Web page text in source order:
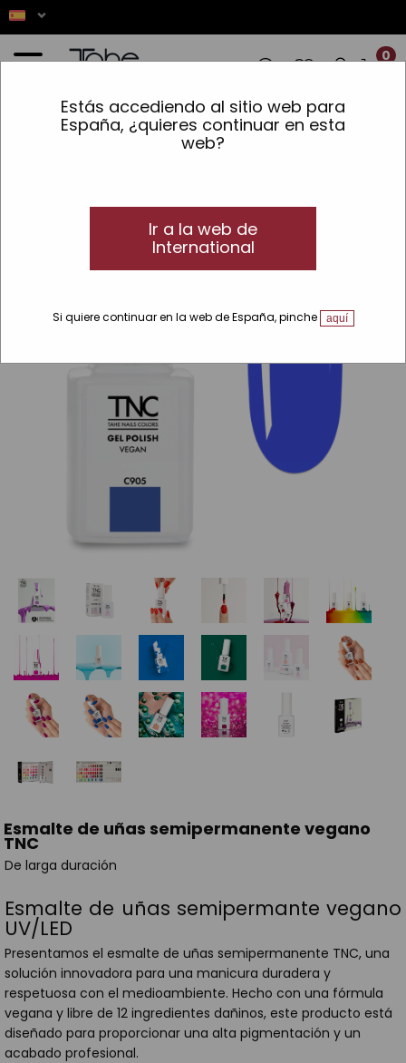
Estás accediendo al sitio web para
España, ¿quieres continuar en esta
web?
Ir a la web de
International
Si quiere continuar en la web de España, pinche aquí
0
✨ LOS PEDIDOS REALIZADOS
»Esmalte de uñas semipermanente vegano
Esmalte de uñas semipermanente vegano
TNC
De larga duración
Esmalte de uñas semipermante vegano
UV/LED
Presentamos el esmalte de uñas semipermanente TNC, una
solución innovadora para una manicura duradera y
respetuosa con el medioambiente. Hecho con una fórmula
vegana y libre de 12 ingredientes dañinos, este producto está
diseñado para proporcionar una alta pigmentación y un
acabado profesional.